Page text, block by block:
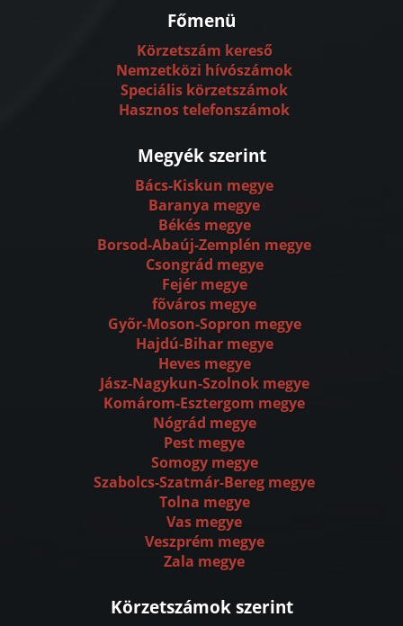
Főmenü
Körzetszám kereső
Nemzetközi hívószámok
Speciális körzetszámok
Hasznos telefonszámok
Megyék szerint
Bács-Kiskun megye
Baranya megye
Békés megye
Borsod-Abaúj-Zemplén megye
Csongrád megye
Fejér megye
fõváros megye
Gyõr-Moson-Sopron megye
Hajdú-Bihar megye
Heves megye
Jász-Nagykun-Szolnok megye
Komárom-Esztergom megye
Nógrád megye
Pest megye
Somogy megye
Szabolcs-Szatmár-Bereg megye
Tolna megye
Vas megye
Veszprém megye
Zala megye
Körzetszámok szerint